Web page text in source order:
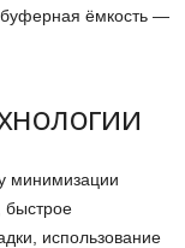
ёмкость —
минимизации
быстрое
использование